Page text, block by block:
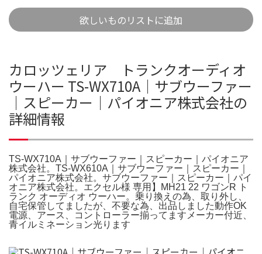
欲しいものリストに追加
カロッツェリア トランクオーディオ
ウーハー TS-WX710A｜サブウーファー
｜スピーカー｜パイオニア株式会社の
詳細情報
TS-WX710A｜サブウーファー｜スピーカー｜パイオニア
株式会社。TS-WX610A｜サブウーファー｜スピーカー｜
パイオニア株式会社。サブウーファー｜スピーカー｜パイ
オニア株式会社。エクセル様 専用】MH21 22 ワゴンR ト
ランク オーディオ ウーハー。乗り換えの為、取り外し、
自宅保管してましたが、不要な為、出品しました動作OK
電源、アース、コントローラー揃ってますメーカー付近、
青イルミネーション光ります